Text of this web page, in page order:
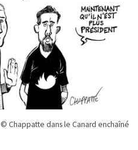
© Chappatte dans le Canard enchaîné